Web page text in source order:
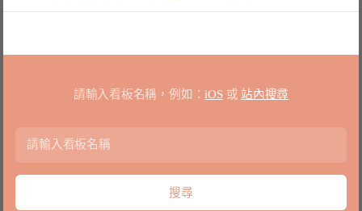
請輸入看板名稱，例如： iOS或 站內搜尋